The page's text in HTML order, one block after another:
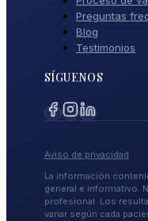
Preguntas
Blog
Testimonios
SÍGUENOS
Aviso de privacidad
La información
general e informativo.
profesional. Los
variar según cada